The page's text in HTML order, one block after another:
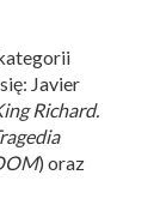
Javier
Richard.
) oraz